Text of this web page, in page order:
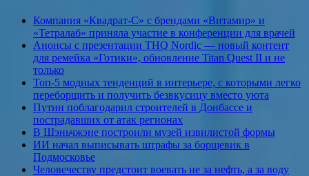
Компания «Квадрат-С» с брендами «Витамир» и
«Тетралаб» приняла участие в конференции для врачей
Анонсы с презентации THQ Nordic — новый контент
для ремейка «Готики», обновление Titan Quest II и не
только
Топ-5 модных тенденций в интерьере, с которыми легко
переборщить и получить безвкусицу вместо уюта
Путин поблагодарил строителей в Донбассе и
пострадавших от атак регионах
В Шэньчжэне построили музей извилистой формы
ИИ начал выписывать штрафы за борщевик в
Подмосковье
Человечеству предстоит воевать не за нефть, а за воду